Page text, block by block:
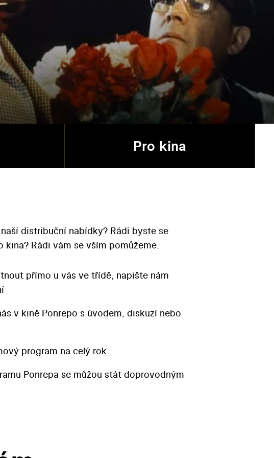
Pro kina
distribuční nabídky? Rádi byste se
Rádi vám se vším pomůžeme.
přímo u vás ve třídě, napište nám
v kině Ponrepo s úvodem, diskuzí nebo
program na celý rok
Ponrepa se můžou stát doprovodným